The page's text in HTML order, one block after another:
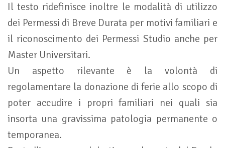
Il testo ridefinisce inoltre le modalità di utilizzo
dei Permessi di Breve Durata per motivi familiari e
il riconoscimento dei Permessi Studio anche per
Master Universitari.
Un aspetto rilevante è la volontà di
regolamentare la donazione di ferie allo scopo di
poter accudire i propri familiari nei quali sia
insorta una gravissima patologia permanente o
temporanea.